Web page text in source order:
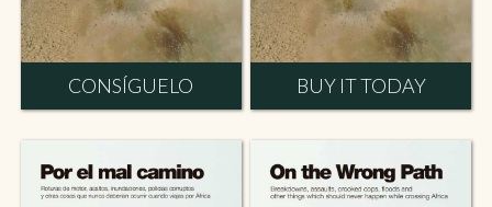
CONSÍGUELO BUY IT TODAY